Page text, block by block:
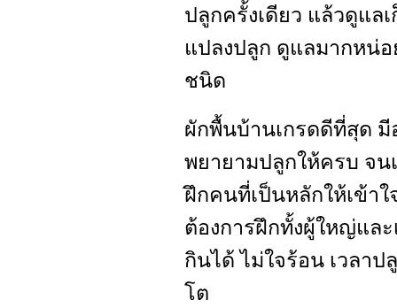
ปลูกครั้งเดียว แล้วดูแล
แปลงปลูก ดูแลมากหน่
ชนิด
ผักพื้นบ้านเกรดดีที่สุด มี
พยายามปลูกให้ครบ จ
ฝึกคนที่เป็นหลักให้เข้าใ
ต้องการฝึกทั้งผู้ใหญ่แล
กินได้ ไม่ใจร้อน เวลา
โต